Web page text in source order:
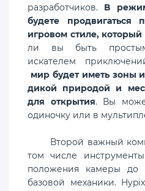
разработчиков. В
будете
игровом стиле, который
ли вы быть
искателем
мир будет иметь зоны
дикой природой и
для открытия. Вы
одиночку или в
Второй важный
том числе
положения камеры до
базовой механики.